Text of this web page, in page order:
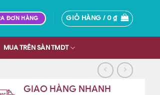
ĐƠN HÀNG GIỎ HÀNG /0₫
MUA TRÊN SÀN TMDT
GIAO HÀNG NHANH